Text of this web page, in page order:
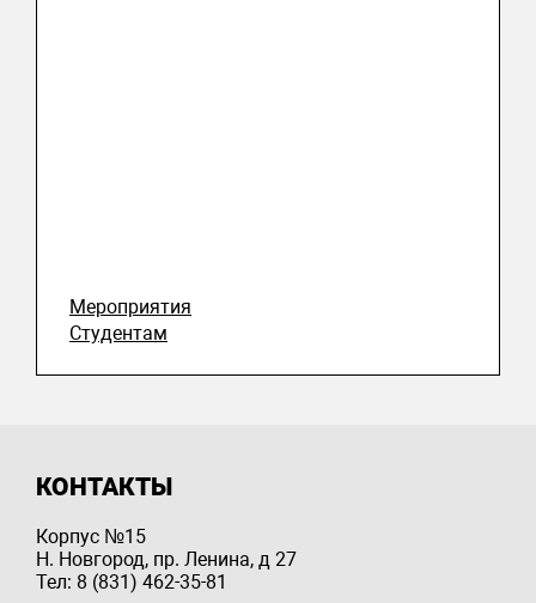
Мероприятия
Студентам
КОНТАКТЫ
Корпус №15
Н. Новгород, пр. Ленина, д 27
Тел: 8 (831) 462-35-81